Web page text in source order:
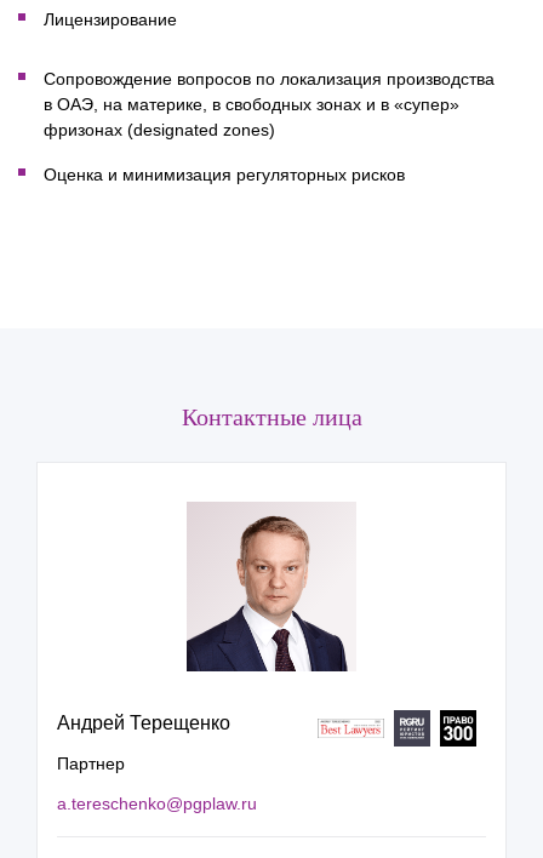
Лицензирование
Сопровождение вопросов по локализация производства
в ОАЭ, на материке, в свободных зонах и в «супер»
фризонах (designated zones)
Оценка и минимизация регуляторных рисков
Контактные лица
Андрей Терещенко
Партнер
a.tereschenko@pgplaw.ru